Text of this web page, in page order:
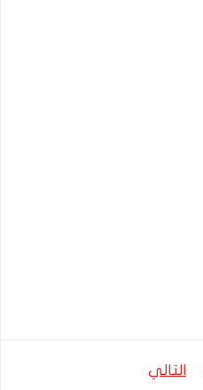
تصفّح
التالي